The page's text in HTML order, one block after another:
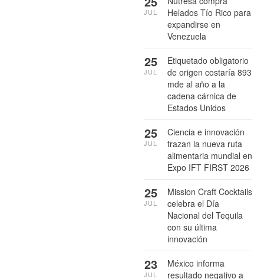
Helados Tío Rico para
expandirse en
Venezuela
JUL
Etiquetado obligatorio
de origen costaría 893
mde al año a la
cadena cárnica de
Estados Unidos
25
JUL
Ciencia e innovación
trazan la nueva ruta
alimentaria mundial en
Expo IFT FIRST 2026
25
JUL
Mission Craft Cocktails
celebra el Día
Nacional del Tequila
con su última
innovación
25
JUL
México informa
resultado negativo a
23
JUL